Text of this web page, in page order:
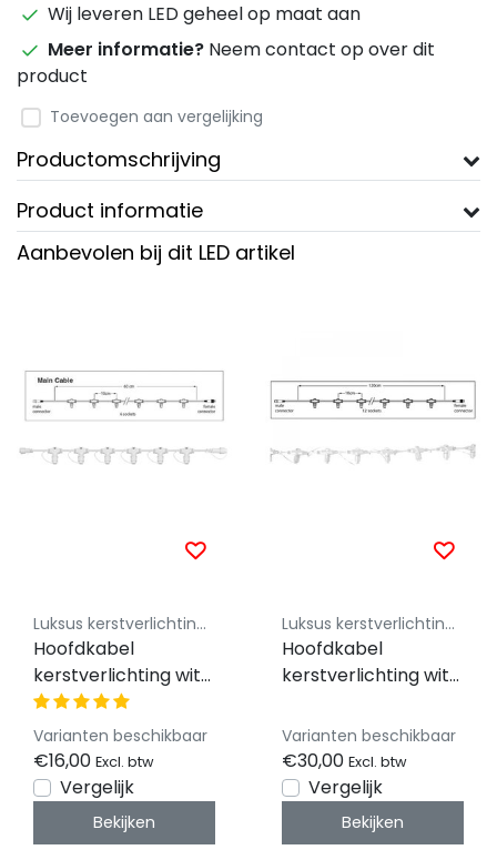
Wij leveren LED geheel op maat aan
Meer informatie? Neem contact op over dit
product
Toevoegen aan vergelijking
Productomschrijving
Product informatie
Aanbevolen bij dit LED artikel
Luksus kerstverlichting koppelbaar 230V
Hoofdkabel
kerstverlichting wit
– 60 cm – 6
aansluitingen – voor
uitbreidbare
kerstverlichting
Varianten beschikbaar
€16,00 Excl. btw
Vergelijk
Bekijken
Luksus kerstverlichting koppelbaar 230V
Hoofdkabel
kerstverlichting wit
aansluitingen – voor
uitbreidbare LED
verlichting
Varianten beschikbaar
€30,00 Excl. btw
Vergelijk
Bekijken